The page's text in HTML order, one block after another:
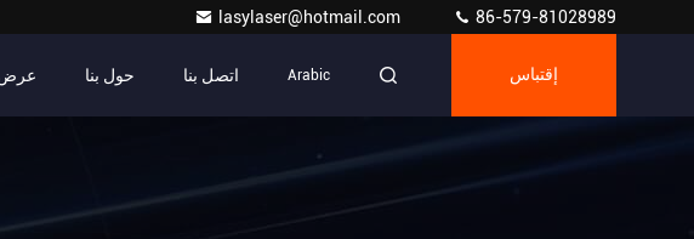
lasylaser@hotmail.com 86-579-81028989
عرض حول بنا اتصل بنا Arabic إقتباس